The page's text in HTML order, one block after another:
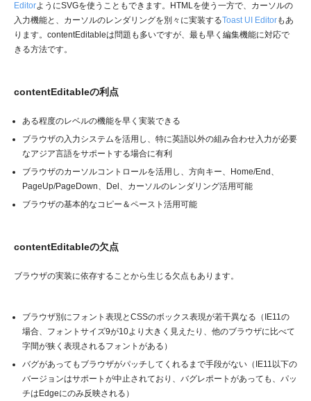
EditorようにSVGを使うこともできます。HTMLを使う一方で、カーソルの
入力機能と、カーソルのレンダリングを別々に実装するToast UI Editorもあ
ります。contentEditableは問題も多いですが、最も早く編集機能に対応で
きる方法です。
contentEditableの利点
ある程度のレベルの機能を早く実装できる
ブラウザの入力システムを活用し、特に英語以外の組み合わせ入力が必要
なアジア言語をサポートする場合に有利
ブラウザのカーソルコントロールを活用し、方向キー、Home/End、
PageUp/PageDown、Del、カーソルのレンダリング活用可能
ブラウザの基本的なコピー＆ペースト活用可能
contentEditableの欠点
ブラウザの実装に依存することから生じる欠点もあります。
ブラウザ別にフォント表現とCSSのボックス表現が若干異なる（IE11の
場合、フォントサイズ9が10より大きく見えたり、他のブラウザに比べて
字間が狭く表現されるフォントがある）
バグがあってもブラウザがパッチしてくれるまで手段がない（IE11以下の
バージョンはサポートが中止されており、バグレポートがあっても、パッ
チはEdgeにのみ反映される）